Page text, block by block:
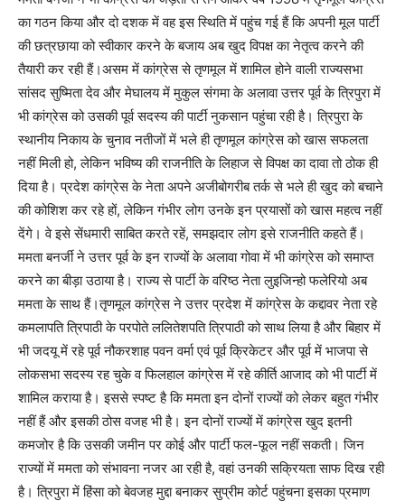
का गठन किया और दो दशक में वह इस स्थिति में पहुंच गई हैं कि अपनी मूल पार्टी
की छत्रछाया को स्वीकार करने के बजाय अब खुद विपक्ष का नेतृत्व करने की
तैयारी कर रही हैं।असम में कांग्रेस से तृणमूल में शामिल होने वाली राज्यसभा
सांसद सुष्मिता देव और मेघालय में मुकुल संगमा के अलावा उत्तर पूर्व के त्रिपुरा में
भी कांग्रेस को उसकी पूर्व सदस्य की पार्टी नुकसान पहुंचा रही है। त्रिपुरा के
स्थानीय निकाय के चुनाव नतीजों में भले ही तृणमूल कांग्रेस को खास सफलता
नहीं मिली हो, लेकिन भविष्य की राजनीति के लिहाज से विपक्ष का दावा तो ठोक ही
दिया है। प्रदेश कांग्रेस के नेता अपने अजीबोगरीब तर्क से भले ही खुद को बचाने
की कोशिश कर रहे हों, लेकिन गंभीर लोग उनके इन प्रयासों को खास महत्व नहीं
देंगे। वे इसे सेंधमारी साबित करते रहें, समझदार लोग इसे राजनीति कहते हैं।
ममता बनर्जी ने उत्तर पूर्व के इन राज्यों के अलावा गोवा में भी कांग्रेस को समाप्त
करने का बीड़ा उठाया है। राज्य से पार्टी के वरिष्ठ नेता लुइजिन्हो फलेरियो अब
ममता के साथ हैं।तृणमूल कांग्रेस ने उत्तर प्रदेश में कांग्रेस के कद्दावर नेता रहे
कमलापति त्रिपाठी के परपोते ललितेशपति त्रिपाठी को साथ लिया है और बिहार में
भी जदयू में रहे पूर्व नौकरशाह पवन वर्मा एवं पूर्व क्रिकेटर और पूर्व में भाजपा से
लोकसभा सदस्य रह चुके व फिलहाल कांग्रेस में रहे कीर्ति आजाद को भी पार्टी में
शामिल कराया है। इससे स्पष्ट है कि ममता इन दोनों राज्यों को लेकर बहुत गंभीर
नहीं हैं और इसकी ठोस वजह भी है। इन दोनों राज्यों में कांग्रेस खुद इतनी
कमजोर है कि उसकी जमीन पर कोई और पार्टी फल-फूल नहीं सकती। जिन
राज्यों में ममता को संभावना नजर आ रही है, वहां उनकी सक्रियता साफ दिख रही
है। त्रिपुरा में हिंसा को बेवजह मुद्दा बनाकर सुप्रीम कोर्ट पहुंचना इसका प्रमाण